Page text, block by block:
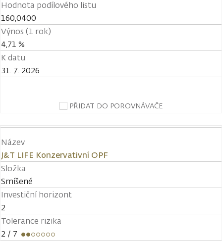
Hodnota podílového listu
160,0400
Výnos (1 rok)
4,71 %
K datu
31. 7. 2026
PŘIDAT DO POROVNÁVAČE
Název
J&T LIFE Konzervativní OPF
Složka
Smíšené
Investiční horizont
2
Tolerance rizika
2 / 7